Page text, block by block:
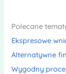
Polecane
Ekspresowe
Alternatywne
Wygodny